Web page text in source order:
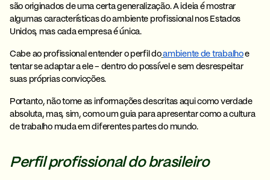
são originados de uma certa generalização. A ideia é mostrar
algumas características do ambiente profissional nos Estados
Unidos, mas cada empresa é única.
Cabe ao profissional entender o perfil doambiente de trabalhoe
tentar se adaptar a ele – dentro do possível e sem desrespeitar
suas próprias convicções.
Portanto, não tome as informações descritas aqui como verdade
absoluta, mas, sim, como um guia para apresentar como a cultura
de trabalho muda em diferentes partes do mundo.
Perfil profissional do brasileiro